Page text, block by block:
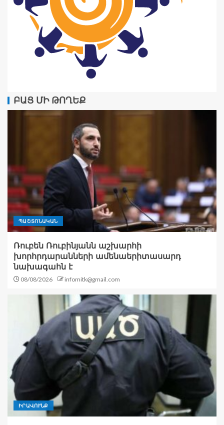
ԲԱՑ ՄԻ ԹՈՂԵՔ
ՊԱՇՏՈՆԱԿԱՆ
Ռուբեն Ռուբինյանն աշխարհի
խորհրդարանների ամենաերիտասարդ
նախագահն է
08/08/2026 infomitk@gmail.com
ԻՐԱՎՈՒՆՔ